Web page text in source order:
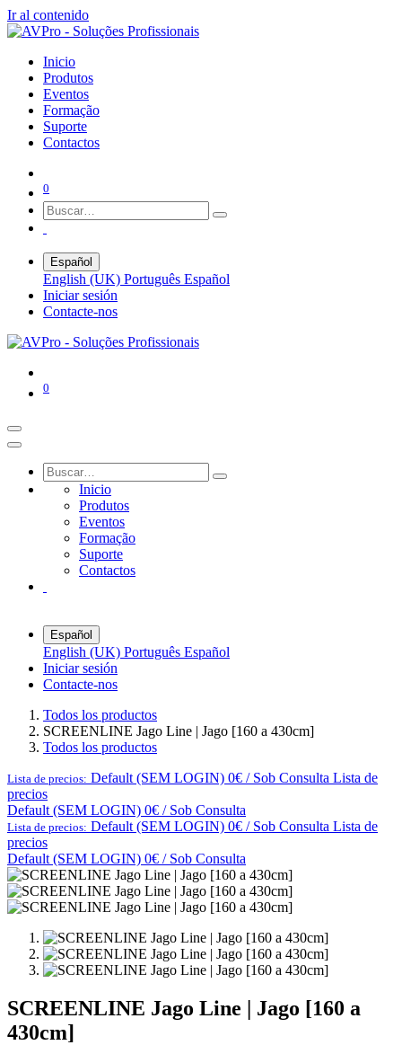
Ir al contenido
Inicio
Produtos
Eventos
Formação
Suporte
Contactos
0
Español
English (UK) Português Español
Iniciar sesión
Contacte-nos
0
Inicio
Produtos
Eventos
Formação
Suporte
Contactos
Español
English (UK) Português Español
Iniciar sesión
Contacte-nos
Todos los productos
SCREENLINE Jago Line | Jago [160 a 430cm]
Todos los productos
Lista de precios: Default (SEM LOGIN) 0€ / Sob Consulta Lista de
precios
Default (SEM LOGIN) 0€ / Sob Consulta
Lista de precios: Default (SEM LOGIN) 0€ / Sob Consulta Lista de
precios
Default (SEM LOGIN) 0€ / Sob Consulta
SCREENLINE Jago Line | Jago [160 a
430cm]